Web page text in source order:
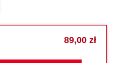
89,00 zł